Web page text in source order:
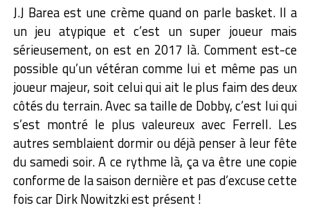
J.J Barea est une crème quand on parle basket. Il a
un jeu atypique et c’est un super joueur mais
sérieusement, on est en 2017 là. Comment est-ce
possible qu’un vétéran comme lui et même pas un
joueur majeur, soit celui qui ait le plus faim des deux
côtés du terrain. Avec sa taille de Dobby, c’est lui qui
s’est montré le plus valeureux avec Ferrell. Les
autres semblaient dormir ou déjà penser à leur fête
du samedi soir. A ce rythme là, ça va être une copie
conforme de la saison dernière et pas d’excuse cette
fois car Dirk Nowitzki est présent !